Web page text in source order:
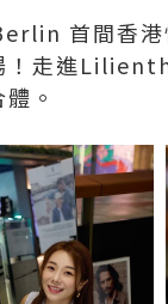
首間香港
！走進
。